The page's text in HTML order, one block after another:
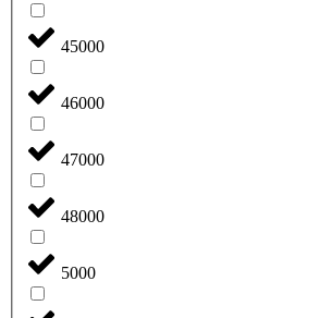
45000
46000
47000
48000
5000